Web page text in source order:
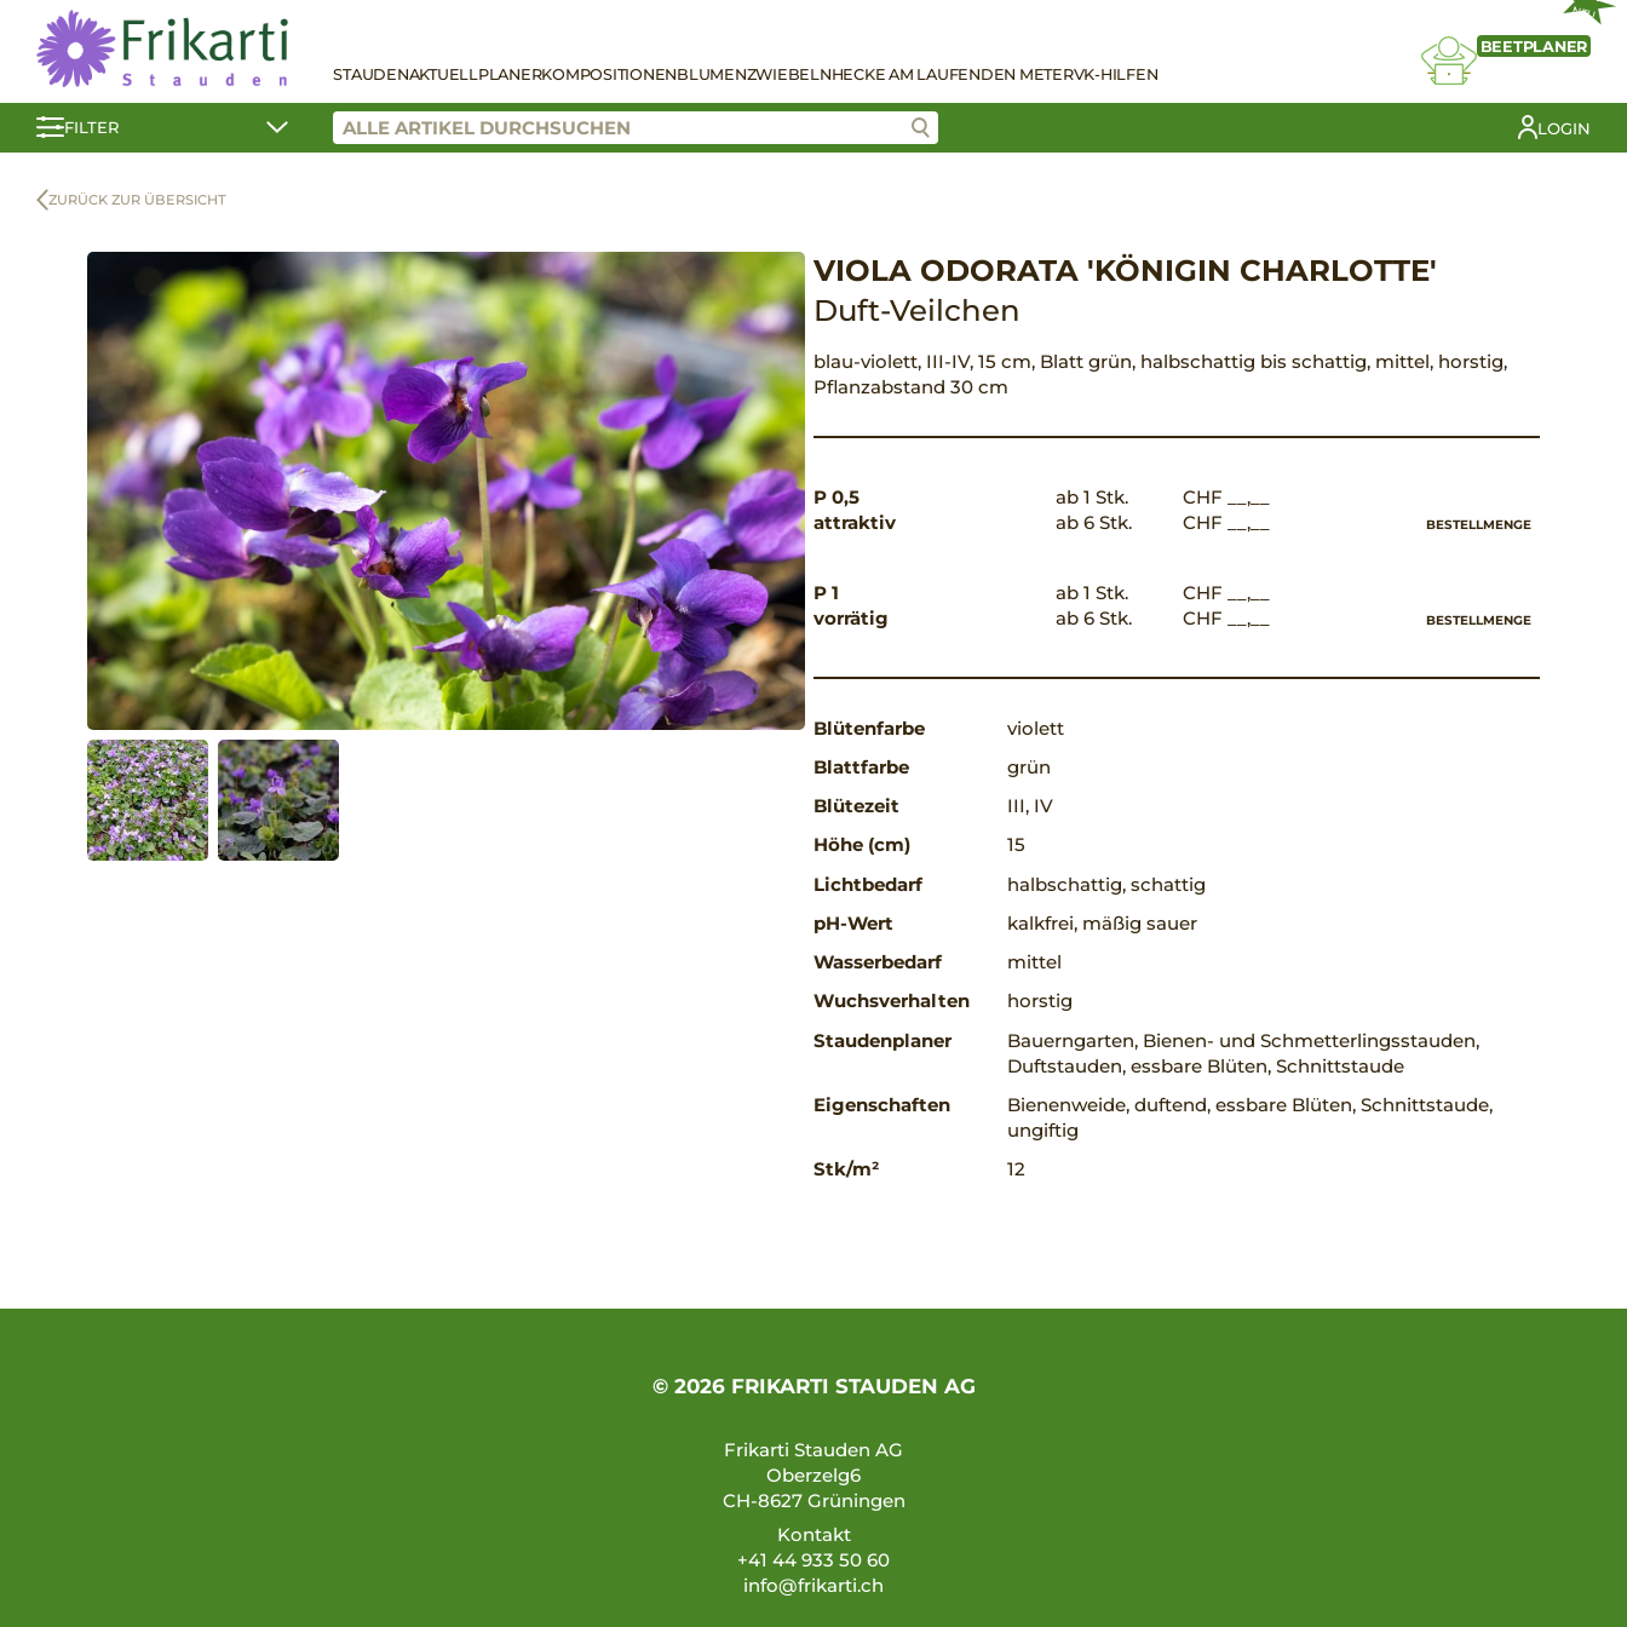
STAUDENAKTUELLPLANERKOMPOSITIONENBLUMENZWIEBELNHECKE AM LAUFENDEN METERVK-HILFEN
NEU
BEETPLANER
FILTER LOGIN
ZURÜCK ZUR ÜBERSICHT
VIOLA ODORATA 'KÖNIGIN CHARLOTTE'
Duft-Veilchen
blau-violett, III-IV, 15 cm, Blatt grün, halbschattig bis schattig, mittel, horstig,
Pflanzabstand 30 cm
P 0,5
attraktiv
ab 1 Stk.
CHF __,__
ab 6 Stk.
CHF __,__ BESTELLMENGE
P 1
vorrätig
ab 1 Stk.
CHF __,__
ab 6 Stk.
CHF __,__ BESTELLMENGE
Blütenfarbe
violett
Blattfarbe
grün
Blütezeit
III, IV
Höhe (cm)
15
Lichtbedarf
halbschattig, schattig
pH-Wert
kalkfrei, mäßig sauer
Wasserbedarf
mittel
Wuchsverhalten
horstig
Staudenplaner
Bauerngarten, Bienen- und Schmetterlingsstauden,
Duftstauden, essbare Blüten, Schnittstaude
Eigenschaften
Bienenweide, duftend, essbare Blüten, Schnittstaude,
ungiftig
Stk/m²
12
© 2026 FRIKARTI STAUDEN AG
Frikarti Stauden AG
Oberzelg6
CH-8627 Grüningen
Kontakt
+41 44 933 50 60
info@frikarti.ch